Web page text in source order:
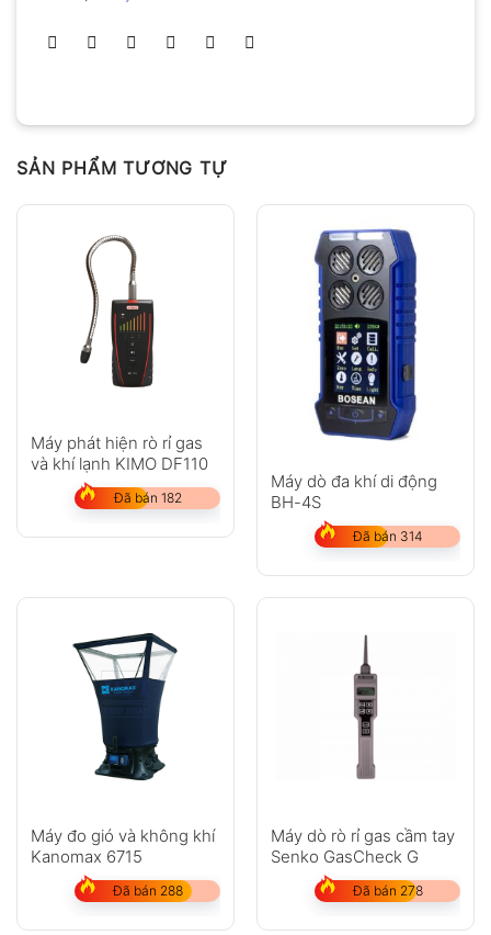
SẢN PHẨM TƯƠNG TỰ
Máy phát hiện rò rỉ gas
và khí lạnh KIMO DF110
Đã bán 182
Máy dò đa khí di động
BH-4S
Đã bán 314
Máy đo gió và không khí
Kanomax 6715
Đã bán 288
Máy dò rò rỉ gas cầm tay
Senko GasCheck G
Đã bán 278